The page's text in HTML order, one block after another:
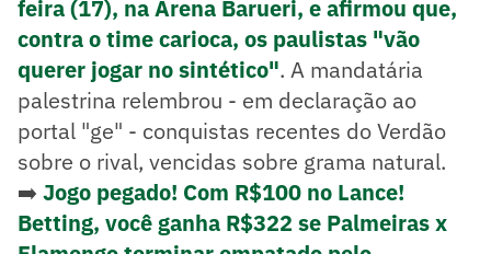
feira (17), na Arena Barueri, e afirmou que,
contra o time carioca, os paulistas "vão
querer jogar no sintético". A mandatária
palestrina relembrou - em declaração ao
portal "ge" - conquistas recentes do Verdão
sobre o rival, vencidas sobre grama natural.
➡️ Jogo pegado! Com R$100 no Lance!
Betting, você ganha R$322 se Palmeiras x